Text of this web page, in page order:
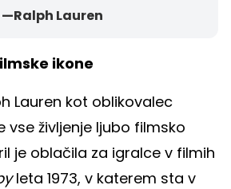
—Ralph Lauren
ikone
Lauren kot oblikovalec
vse življenje ljubo filmsko
je oblačila za igralce v filmih
leta 1973, v katerem sta v